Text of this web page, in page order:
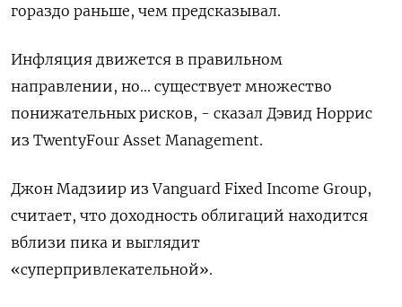
гораздо раньше, чем предсказывал.
Инфляция движется в правильном
направлении, но... существует множество
понижательных рисков, - сказал Дэвид Норрис
из TwentyFour Asset Management.
Джон Мадзиир из Vanguard Fixed Income Group,
считает, что доходность облигаций находится
вблизи пика и выглядит
«суперпривлекательной».